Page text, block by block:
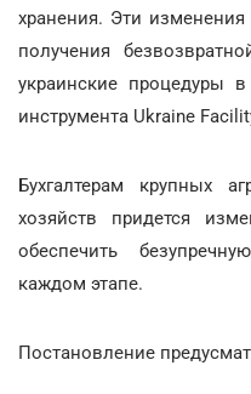
хранения. Эти
получения
украинские процедуры
инструмента Ukraine
Бухгалтерам крупных
хозяйств придется
обеспечить
каждом этапе.
Постановление